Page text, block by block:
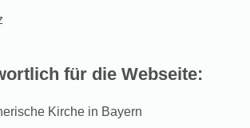
für die Webseite:
Kirche in Bayern